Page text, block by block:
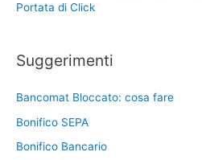
Portata di Click
Suggerimenti
Bancomat Bloccato: cosa fare
Bonifico SEPA
Bonifico Bancario